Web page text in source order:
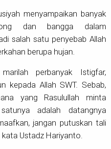
menyampaikan banyak
dan bangga dalam
salah satu penyebab Allah
berupa hujan.
perbanyak Istigfar,
kepada Allah SWT. Sebab,
yang Rasulullah minta
adalah datangnya
jangan putuskan tali
Ustadz Hariyanto.